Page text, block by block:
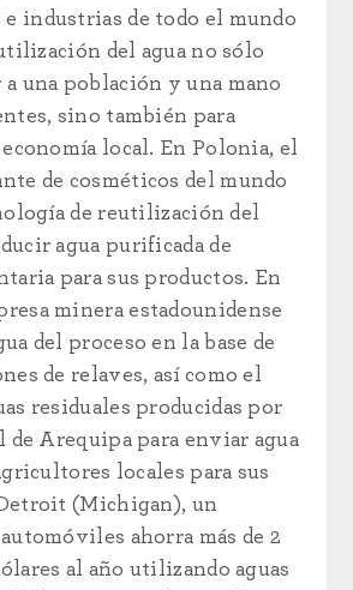
e industrias de todo el mundo
del agua no sólo
a una población y una mano
sino también para
local. En Polonia, el
de cosméticos del mundo
de reutilización del
agua purificada de
para sus productos. En
minera estadounidense
del proceso en la base de
de relaves, así como el
residuales producidas por
de Arequipa para enviar agua
locales para sus
(Michigan), un
ahorra más de 2
al año utilizando aguas